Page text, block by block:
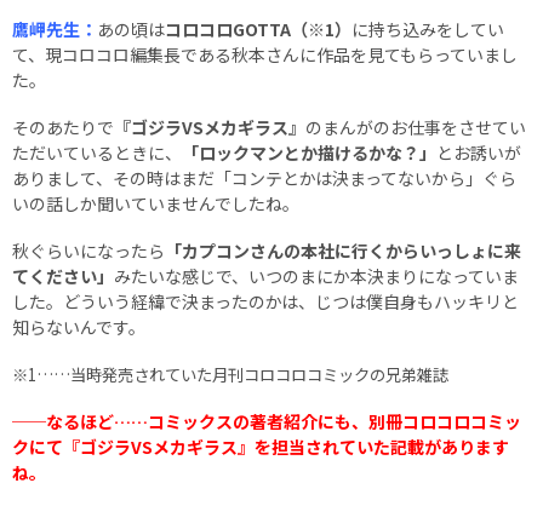
鷹岬先生： あの頃はコロコロGOTTA（※1） に持ち込みをしてい
て、現コロコロ編集長である秋本さんに作品を見てもらっていまし
た。
そのあたりで 『ゴジラVSメカギラス』 のまんがのお仕事をさせてい
ただいているときに、
「ロックマンとか描けるかな？」 とお誘いが
ありまして、その時はまだ「コンテとかは決まってないから」ぐら
いの話しか聞いていませんでしたね。
秋ぐらいになったら 「カプコンさんの本社に行くからいっしょに来
てください」 みたいな感じで、いつのまにか本決まりになっていま
した。どういう経緯で決まったのかは、じつは僕自身もハッキリと
知らないんです。
※1……当時発売されていた月刊コロコロコミックの兄弟雑誌
──なるほど……コミックスの著者紹介にも、別冊コロコロコミッ
クにて『ゴジラVSメカギラス』を担当されていた記載があります
ね。